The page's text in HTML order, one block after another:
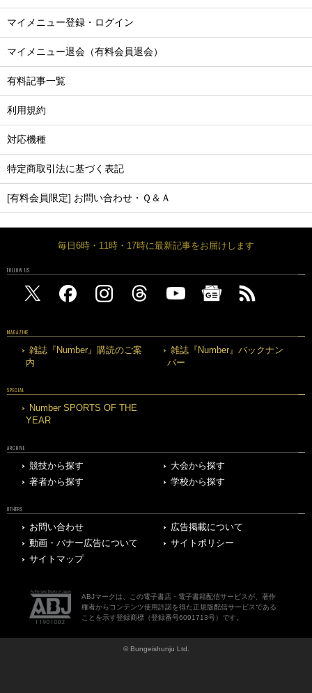
マイメニュー登録・ログイン
マイメニュー退会（有料会員退会）
有料記事一覧
利用規約
対応機種
特定商取引法に基づく表記
[有料会員限定] お問い合わせ・Ｑ＆Ａ
毎日6時・11時・17時に最新記事をお届けします
FOLLOW US
MAGAZINE
雑誌『Number』購読のご案
内
雑誌『Number』バックナン
バー
SPECIAL
Number SPORTS OF THE
YEAR
ARCHIVE
競技から探す
大会から探す
著者から探す
学校から探す
OTHERS
お問い合わせ
広告掲載について
動画・バナー広告について
サイトポリシー
サイトマップ
ABJマークは、この電子書店・電子書籍配信サービスが、著作
権者からコンテンツ使用許諾を得た正規版配信サービスである
ことを示す登録商標（登録番号6091713号）です。
© Bungeishunju Ltd.